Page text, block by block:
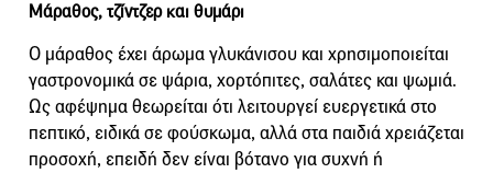
Μάραθος, τζίντζερ και θυμάρι
Ο μάραθος έχει άρωμα γλυκάνισου και χρησιμοποιείται
γαστρονομικά σε ψάρια, χορτόπιτες, σαλάτες και ψωμιά.
Ως αφέψημα θεωρείται ότι λειτουργεί ευεργετικά στο
πεπτικό, ειδικά σε φούσκωμα, αλλά στα παιδιά χρειάζεται
προσοχή, επειδή δεν είναι βότανο για συχνή ή